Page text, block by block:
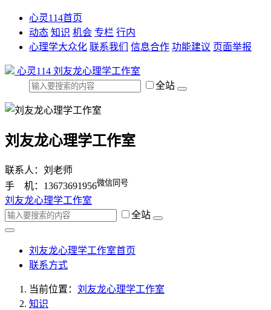
心灵114首页
动态 知识 机会 专栏 行内
心理学大众化 联系我们 信息合作 功能建议 页面举报
心灵114 刘友龙心理学工作室
全站
刘友龙心理学工作室
联系人：刘老师
手 机：13673691956微信同号
刘友龙心理学工作室
全站
刘友龙心理学工作室首页
联系方式
当前位置： 刘友龙心理学工作室
知识